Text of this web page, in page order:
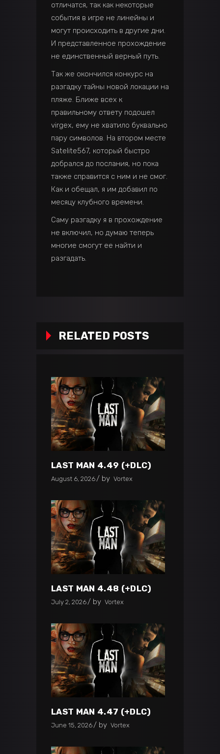
отличатся, так как некоторые
события в игре не линейны и
могут происходить в другие дни.
И представленное прохождение
не единственный верный путь.
Так же окончился конкурс на
разгадку тайны новой локации на
пляже. Ближе всех к
правильному ответу подошел
virgex, ему не хватило буквально
пару символов. На втором месте
Satelite567, который быстро
добрался до послания, но пока
также справится с ним и не смог.
Как и обещал, я им добавил по
месяцу клубного времени.
Саму разгадку я в прохождение
не включил, но думаю теперь
многие смогут ее найти и
разгадать.
RELATED POSTS
LAST MAN 4.49 (+DLC)
August 6, 2026 by Vortex
LAST MAN 4.48 (+DLC)
July 2, 2026 by Vortex
LAST MAN 4.47 (+DLC)
June 15, 2026 by Vortex